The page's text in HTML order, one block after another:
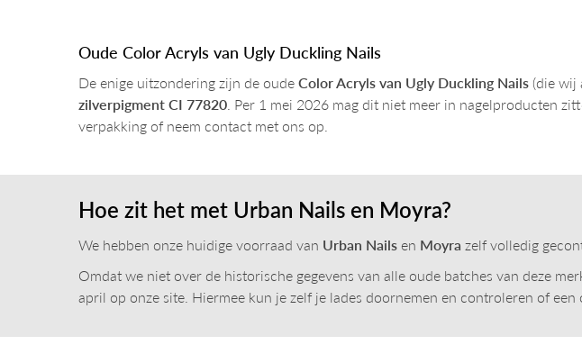
Oude Color Acryls van Ugly Duckling Nails
De enige uitzondering zijn de oudeColor Acryls van Ugly Duckling Nails (die wij
zilverpigment CI 77820. Per 1 mei 2026 mag dit niet meer in nagelproducten
verpakking of neem contact met ons op.
Hoe zit het met Urban Nails en Moyra?
We hebben onze huidige voorraad van Urban Nails en Moyra zelf volledig
Omdat we niet over de historische gegevens van alle oude batches van deze
april op onze site. Hiermee kun je zelf je lades doornemen en controleren of